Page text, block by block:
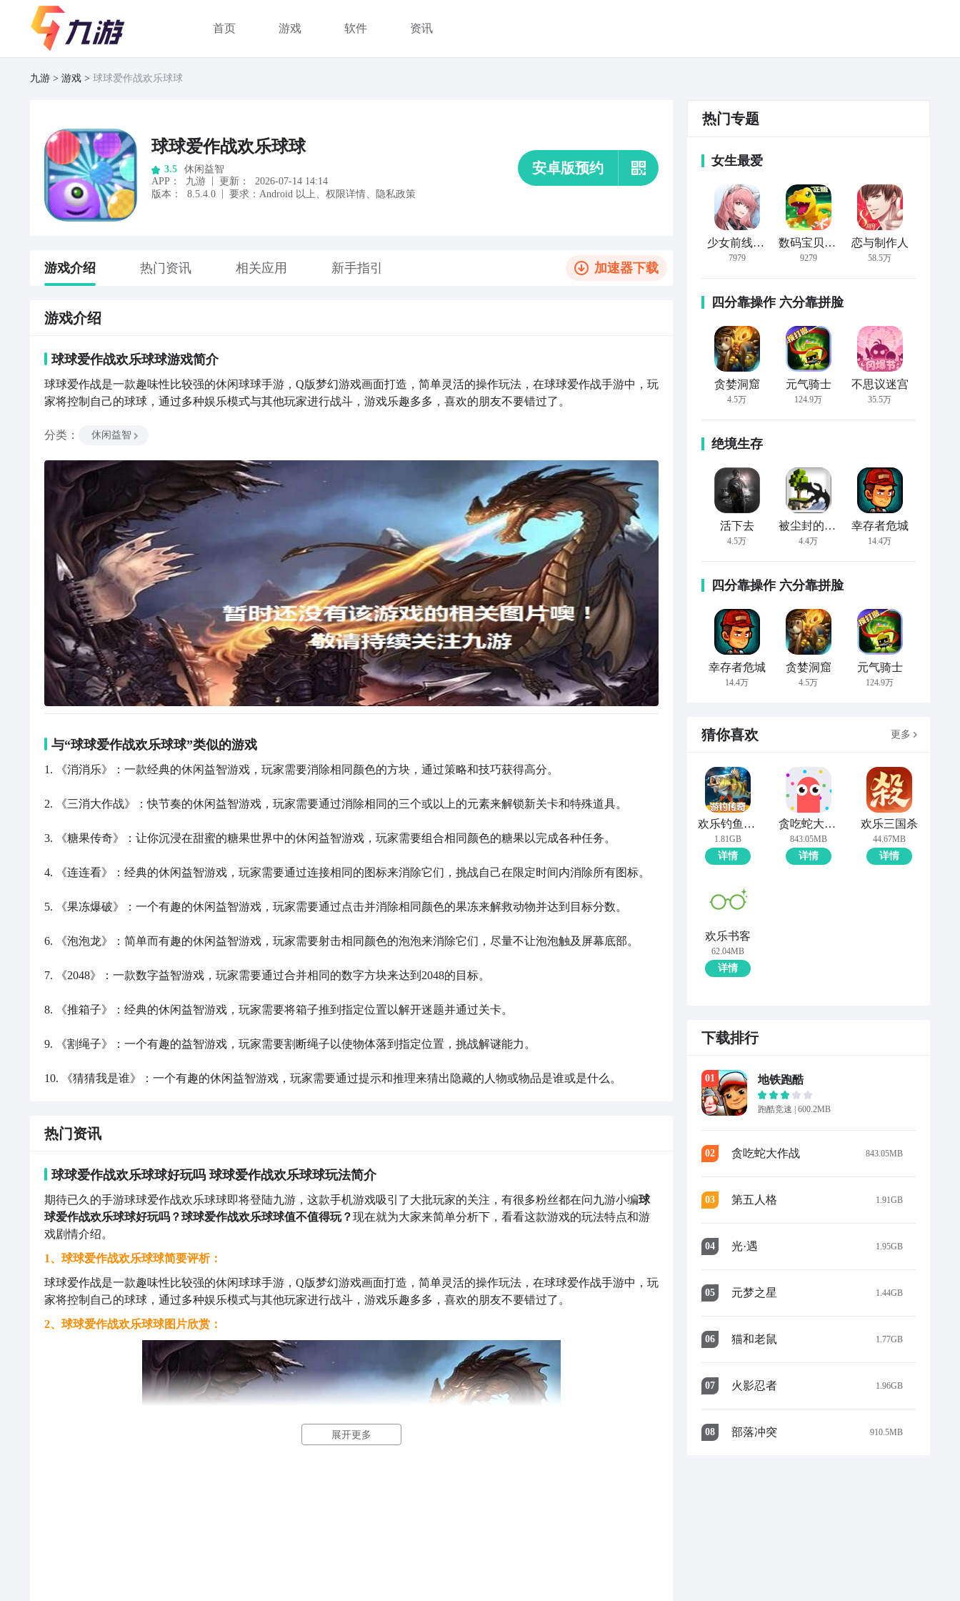
首页 游戏 软件 资讯
九游 游戏 球球爱作战欢乐球球
球球爱作战欢乐球球
3.5
休闲益智
APP ： 九游 更新：
2026-07-14 14:14
版本：
8.5.4.0 要求： Android 以上、 权限详情、 隐私政策
安卓版预约
游戏介绍 热门资讯 相关应用 新手指引 加速器下载
游戏介绍
球球爱作战欢乐球球游戏简介
球球爱作战是一款趣味性比较强的休闲球球手游，Q版梦幻游戏画面打造，简单灵活的操作玩法，在球球爱作战手游中，玩
家将控制自己的球球，通过多种娱乐模式与其他玩家进行战斗，游戏乐趣多多，喜欢的朋友不要错过了。
分类 ： 休闲益智
与“球球爱作战欢乐球球”类似的游戏
1. 《消消乐》：一款经典的休闲益智游戏，玩家需要消除相同颜色的方块，通过策略和技巧获得高分。
2. 《三消大作战》：快节奏的休闲益智游戏，玩家需要通过消除相同的三个或以上的元素来解锁新关卡和特殊道具。
3. 《糖果传奇》：让你沉浸在甜蜜的糖果世界中的休闲益智游戏，玩家需要组合相同颜色的糖果以完成各种任务。
4. 《连连看》：经典的休闲益智游戏，玩家需要通过连接相同的图标来消除它们，挑战自己在限定时间内消除所有图标。
5. 《果冻爆破》：一个有趣的休闲益智游戏，玩家需要通过点击并消除相同颜色的果冻来解救动物并达到目标分数。
6. 《泡泡龙》：简单而有趣的休闲益智游戏，玩家需要射击相同颜色的泡泡来消除它们，尽量不让泡泡触及屏幕底部。
7. 《2048》：一款数字益智游戏，玩家需要通过合并相同的数字方块来达到2048的目标。
8. 《推箱子》：经典的休闲益智游戏，玩家需要将箱子推到指定位置以解开迷题并通过关卡。
9. 《割绳子》：一个有趣的益智游戏，玩家需要割断绳子以使物体落到指定位置，挑战解谜能力。
10. 《猜猜我是谁》：一个有趣的休闲益智游戏，玩家需要通过提示和推理来猜出隐藏的人物或物品是谁或是什么。
热门资讯
球球爱作战欢乐球球好玩吗 球球爱作战欢乐球球玩法简介
期待已久的手游球球爱作战欢乐球球即将登陆九游，这款手机游戏吸引了大批玩家的关注，有很多粉丝都在问九游小编球
球爱作战欢乐球球好玩吗？球球爱作战欢乐球球值不值得玩？现在就为大家来简单分析下，看看这款游戏的玩法特点和游
戏剧情介绍。
1、球球爱作战欢乐球球简要评析：
球球爱作战是一款趣味性比较强的休闲球球手游，Q版梦幻游戏画面打造，简单灵活的操作玩法，在球球爱作战手游中，玩
家将控制自己的球球，通过多种娱乐模式与其他玩家进行战斗，游戏乐趣多多，喜欢的朋友不要错过了。
2、球球爱作战欢乐球球图片欣赏：
展开更多
热门专题
女生最爱
少女前线：云图计划
7979
数码宝贝：新世纪
9279
恋与制作人
58.5万
四分靠操作 六分靠拼脸
贪婪洞窟
4.5万
元气骑士
124.9万
不思议迷宫
35.5万
绝境生存
活下去
4.5万
被尘封的故事
4.4万
幸存者危城
14.4万
四分靠操作 六分靠拼脸
幸存者危城
14.4万
贪婪洞窟
4.5万
元气骑士
124.9万
猜你喜欢 更多
欢乐钓鱼大师
1.81GB
详情
贪吃蛇大作战
843.05MB
详情
欢乐三国杀
44.67MB
详情
欢乐书客
62.04MB
详情
下载排行
01 地铁跑酷
跑酷竞速 | 600.2MB
02 贪吃蛇大作战 843.05MB
03 第五人格 1.91GB
04 光·遇 1.95GB
05 元梦之星 1.44GB
06 猫和老鼠 1.77GB
07 火影忍者 1.96GB
08 部落冲突 910.5MB